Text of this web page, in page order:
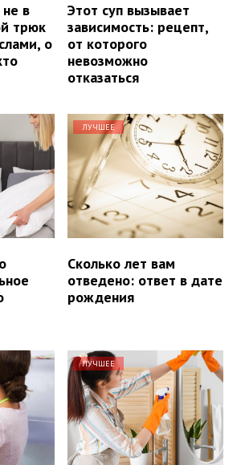
в
трюк
о
Этот суп вызывает
зависимость: рецепт,
от которого
невозможно
отказаться
ЛУЧШЕЕ
Сколько лет вам
отведено: ответ в дате
рождения
ЛУЧШЕЕ